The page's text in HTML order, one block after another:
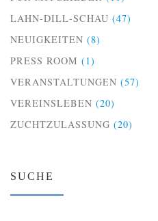
LAHN-DILL-SCHAU (47)
NEUIGKEITEN (8)
PRESS ROOM (1)
VERANSTALTUNGEN (57)
VEREINSLEBEN (20)
ZUCHTZULASSUNG (20)
SUCHE